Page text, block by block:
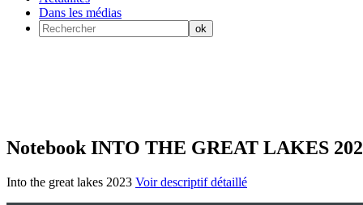
Dans les médias
Notebook INTO THE GREAT LAKES
Into the great lakes 2023 Voir descriptif détaillé